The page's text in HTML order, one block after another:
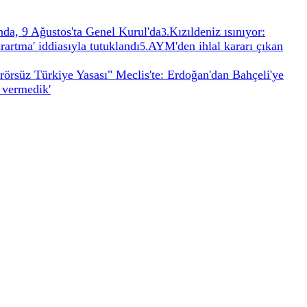
9 Ağustos'ta Genel Kurul'da3.Kızıldeniz ısınıyor:
iddiasıyla tutuklandı5.AYM'den ihlal kararı çıkan
Türkiye Yasası" Meclis'te: Erdoğan'dan Bahçeli'ye
vermedik'